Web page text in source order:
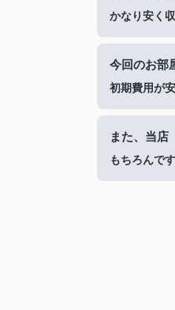
かなり安く
今回のお部
初期費用が安
また、当店
もちろんです